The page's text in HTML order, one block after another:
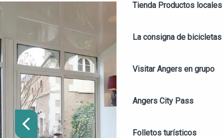
Tienda Productos
La consigna de bicicletas
Visitar Angers en grupo
Angers City Pass
Folletos turísticos